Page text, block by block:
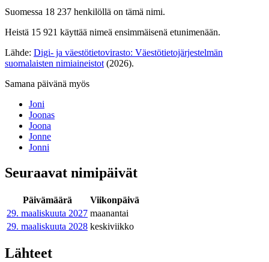
Suomessa 18 237 henkilöllä on tämä nimi.
Heistä 15 921 käyttää nimeä ensimmäisenä etunimenään.
Lähde: Digi- ja väestötietovirasto: Väestötietojärjestelmän
suomalaisten nimiaineistot (2026).
Samana päivänä myös
Joni
Joonas
Joona
Jonne
Jonni
Seuraavat nimipäivät
Päivämäärä
Viikonpäivä
29. maaliskuuta 2027 maanantai
29. maaliskuuta 2028 keskiviikko
Lähteet